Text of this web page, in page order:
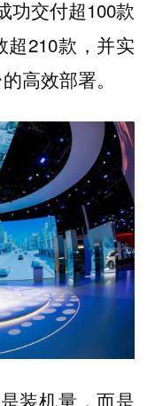
功交付超100款
210款，并实
高效部署。
装机量，而是